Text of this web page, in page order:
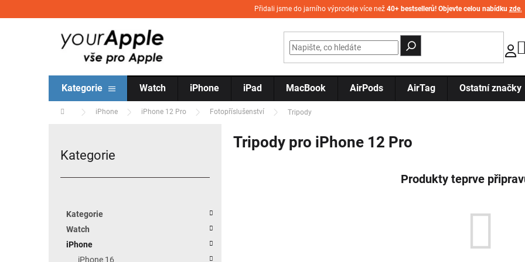
Přidali jsme do jarního výprodeje více než 40+ bestsellerů! Objevte celou nabídku zde.
Kategorie Watch iPhone iPad MacBook AirPods AirTag Ostatní značky
Domů iPhone iPhone 12 Pro Fotopříslušenství Tripody
Přeskočit kategorie
Kategorie
Kategorie
Watch
iPhone
iPhone 16
Tripody pro iPhone 12 Pro
Produkty teprve